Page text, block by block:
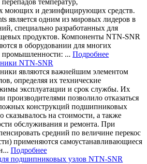
температур,
моющих и дезинфицирующих средств.
является одним из мировых лидеров в
специально разработанных для
продуктов. Компоненты NTN-SNR
в оборудовании для многих
промышленности: ... Подробнее
NTN-SNR
являются важнейшим элементом
определяя их технические
эксплуатации и срок службы. Их
производителями позволило отказаться
конструкций подшипниковых
сказывалось на стоимости, а также
обслуживания и ремонта. При
средний по величине перекос
применяются самоустанавливающиеся
Подробнее
подшипниковых узлов NTN-SNR